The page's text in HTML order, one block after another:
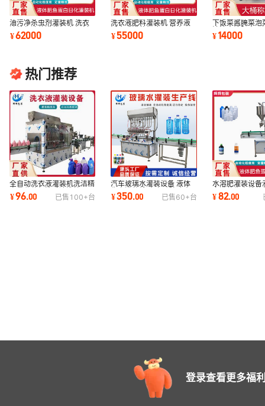
油污净杀虫剂灌装机 洗衣
液粘稠液体灌装机 鱼饲料
营养液灌装设备
¥62000
洗衣液肥料灌装机 营养液
活塞式灌装机 鱼蛋白商用
灌装生产线
¥55000
下饭菜酱腌菜泡
油漆水溶肥商
墨乳大桶灌装机
¥14000
热门推荐
全自动洗衣液灌装机洗洁精
定量分装机洗手液洗护用品
灌装生产线
¥96.00 已售 100+台
汽车玻璃水灌装设备 液体
生产灌装线 全自动玻璃水
二合一灌装机
¥350.00 已售60+台
水溶肥灌装设备
白灌装生产线
液体灌装机
¥82.00
登录查看更多福